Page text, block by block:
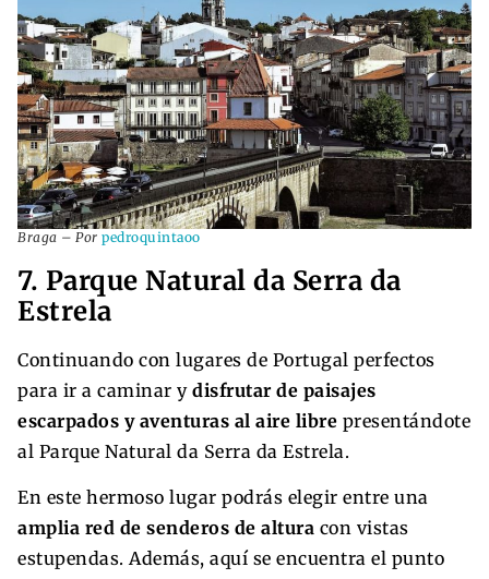
Braga – Por pedroquintaoo
7. Parque Natural da Serra da
Estrela
Continuando con lugares de Portugal perfectos
para ir a caminar y disfrutar de paisajes
escarpados y aventuras al aire libre presentándote
al Parque Natural da Serra da Estrela.
En este hermoso lugar podrás elegir entre una
amplia red de senderos de altura con vistas
estupendas. Además, aquí se encuentra el punto